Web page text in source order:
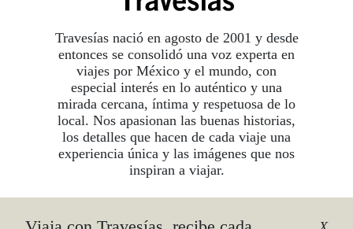
Travesías nació en agosto de 2001 y desde
entonces se consolidó una voz experta en
viajes por México y el mundo, con
especial interés en lo auténtico y una
mirada cercana, íntima y respetuosa de lo
local. Nos apasionan las buenas historias,
los detalles que hacen de cada viaje una
experiencia única y las imágenes que nos
inspiran a viajar.
©2026 DERECHOS RESERVADOS.